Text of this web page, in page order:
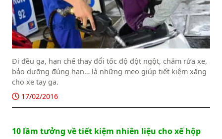
Đi đều ga, hạn chế thay đổi tốc độ đột ngột, chăm rửa xe,
bảo dưỡng đúng hạn… là những mẹo giúp tiết kiệm xăng
cho xe tay ga.
17/02/2016
10 lầm tưởng về tiết kiệm nhiên liệu cho xế hộp